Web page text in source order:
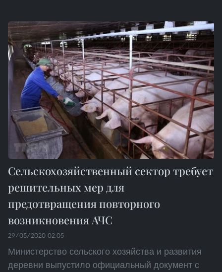
Сельскохозяйственный сектор требует
решительных мер для
предотвращения повторного
возникновения АЧС
29/05/2020 02:05
Министерство сельского хозяйства и развития
деревни выпустило официальный документ с